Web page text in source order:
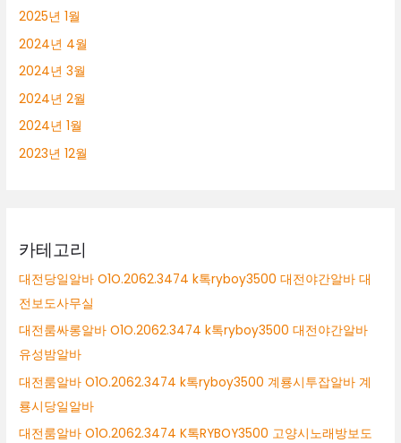
2025년 1월
2024년 4월
2024년 3월
2024년 2월
2024년 1월
2023년 12월
카테고리
대전당일알바 O1O.2062.3474 k톡ryboy3500 대전야간알바 대
전보도사무실
대전룸싸롱알바 O1O.2062.3474 k톡ryboy3500 대전야간알바
유성밤알바
대전룸알바 O1O.2062.3474 k톡ryboy3500 계룡시투잡알바 계
룡시당일알바
대전룸알바 O1O.2062.3474 K톡RYBOY3500 고양시노래방보도